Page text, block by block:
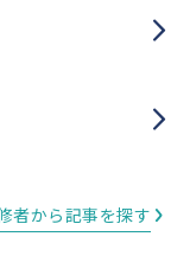
者から記事を探す